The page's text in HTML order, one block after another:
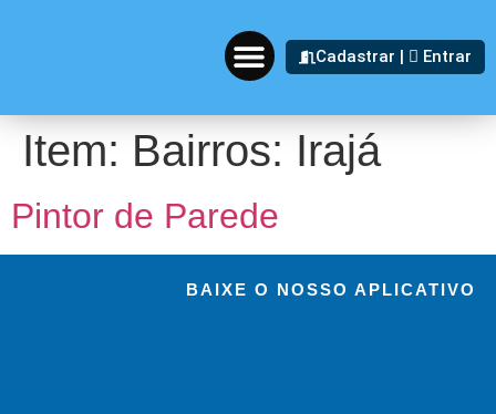
Cadastrar | Entrar
Item: Bairros: Irajá
Pintor de Parede
BAIXE O NOSSO APLICATIVO